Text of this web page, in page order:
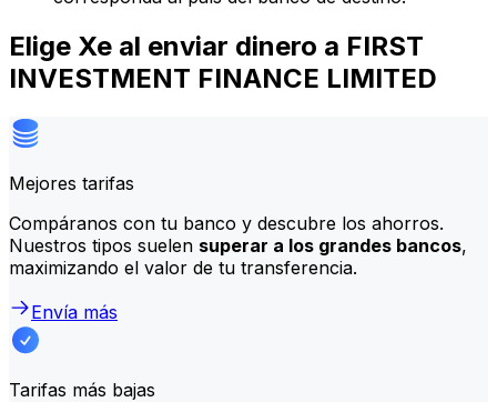
Elige Xe al enviar dinero a FIRST
INVESTMENT FINANCE LIMITED
Mejores tarifas
Compáranos con tu banco y descubre los ahorros.
Nuestros tipos suelen superar a los grandes bancos,
maximizando el valor de tu transferencia.
Envía más
Tarifas más bajas